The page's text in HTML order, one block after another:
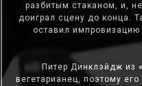
разбитым стаканом, и,
доиграл сцену до конца.
оставил
Питер Динклэйдж из
вегетарианец, поэтому